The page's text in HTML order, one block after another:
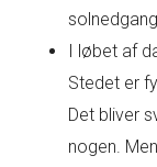
I løbet af
Stedet er
Det bliver
nogen.